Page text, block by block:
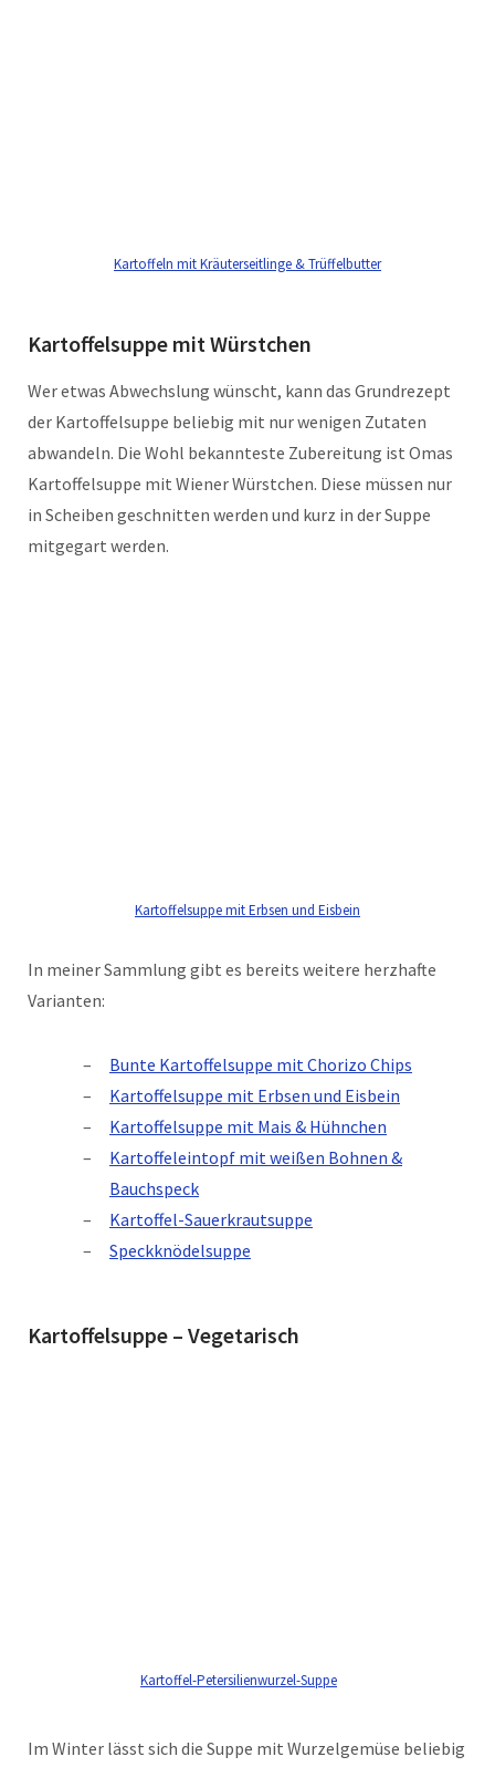
Kartoffeln mit Kräuterseitlinge & Trüffelbutter
Kartoffelsuppe mit Würstchen
Wer etwas Abwechslung wünscht, kann das Grundrezept
der Kartoffelsuppe beliebig mit nur wenigen Zutaten
abwandeln. Die Wohl bekannteste Zubereitung ist Omas
Kartoffelsuppe mit Wiener Würstchen. Diese müssen nur
in Scheiben geschnitten werden und kurz in der Suppe
mitgegart werden.
Kartoffelsuppe mit Erbsen und Eisbein
In meiner Sammlung gibt es bereits weitere herzhafte
Varianten:
Bunte Kartoffelsuppe mit Chorizo Chips
Kartoffelsuppe mit Erbsen und Eisbein
Kartoffelsuppe mit Mais & Hühnchen
Kartoffeleintopf mit weißen Bohnen &
Bauchspeck
Kartoffel-Sauerkrautsuppe
Speckknödelsuppe
Kartoffelsuppe – Vegetarisch
Kartoffel-Petersilienwurzel-Suppe
Im Winter lässt sich die Suppe mit Wurzelgemüse beliebig